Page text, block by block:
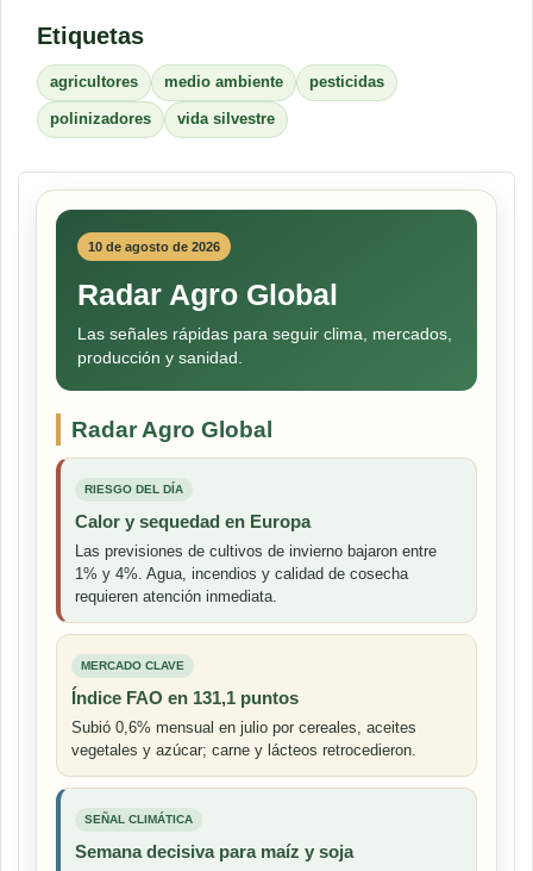
Etiquetas
agricultores medio ambiente pesticidas
polinizadores vida silvestre
10 de agosto de 2026
Radar Agro Global
Las señales rápidas para seguir clima, mercados,
producción y sanidad.
Radar Agro Global
RIESGO DEL DÍA
Calor y sequedad en Europa
Las previsiones de cultivos de invierno bajaron entre
1% y 4%. Agua, incendios y calidad de cosecha
requieren atención inmediata.
MERCADO CLAVE
Índice FAO en 131,1 puntos
Subió 0,6% mensual en julio por cereales, aceites
vegetales y azúcar; carne y lácteos retrocedieron.
SEÑAL CLIMÁTICA
Semana decisiva para maíz y soja